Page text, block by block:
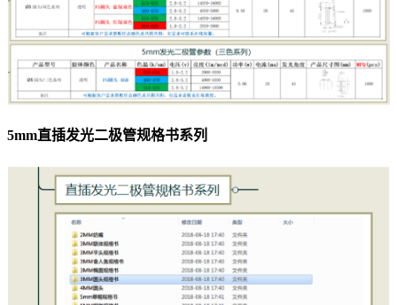
5mm直插发光二极管规格书系列